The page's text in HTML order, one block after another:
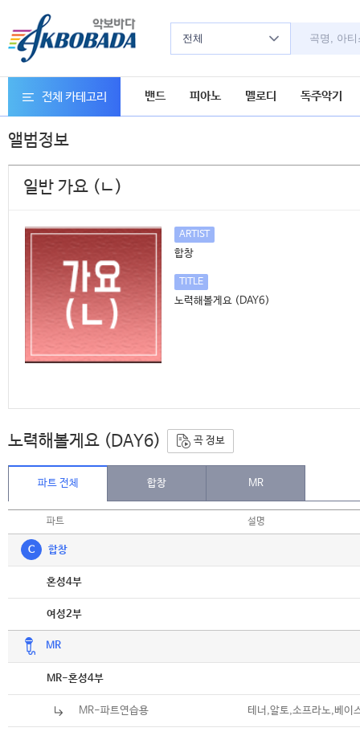
전체
전체 카테고리 밴드 피아노 멜로디 독주악기
앨범정보
일반 가요 (ㄴ)
ARTIST
합창
TITLE
노력해볼게요 (DAY6)
노력해볼게요 (DAY6) 곡 정보
파트 전체 합창 MR
파트 설명
C 합창
혼성4부
여성2부
MR
MR-혼성4부
MR-파트연습용 테너,알토,소프라노,베이